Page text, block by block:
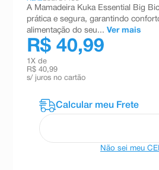
10ºabsorvente
A Mamadeira Kuka Essential Big
prática e segura, garantindo
alimentação do seu... Ver mais
R$ 40,99
1 X de
R$ 40,99
s/ juros no cartão
Não sei meu